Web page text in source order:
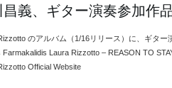
義、ギター演奏参加作
のアルバム（1/16リリース）に、ギタ
Farmakalidis Laura Rizzotto – REASON TO
Official Website